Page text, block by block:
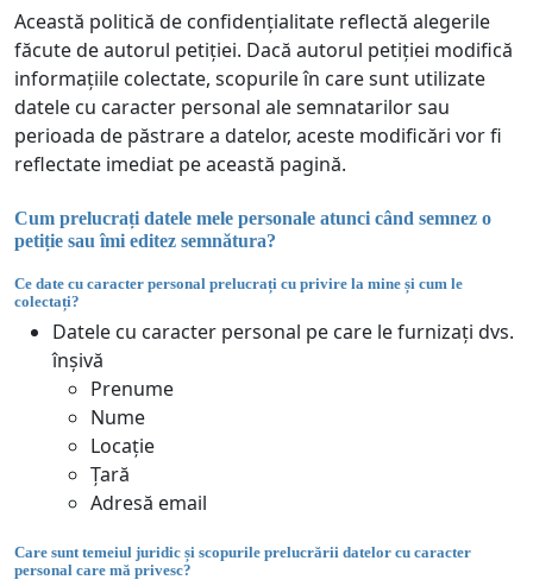
Această politică de confidențialitate reflectă alegerile
făcute de autorul petiției. Dacă autorul petiției modifică
informațiile colectate, scopurile în care sunt utilizate
datele cu caracter personal ale semnatarilor sau
perioada de păstrare a datelor, aceste modificări vor fi
reflectate imediat pe această pagină.
Cum prelucrați datele mele personale atunci când semnez o
petiție sau îmi editez semnătura?
Ce date cu caracter personal prelucrați cu privire la mine și cum le
colectați?
Datele cu caracter personal pe care le furnizați dvs.
înșivă
Prenume
Nume
Locație
Țară
Adresă email
Care sunt temeiul juridic și scopurile prelucrării datelor cu caracter
personal care mă privesc?